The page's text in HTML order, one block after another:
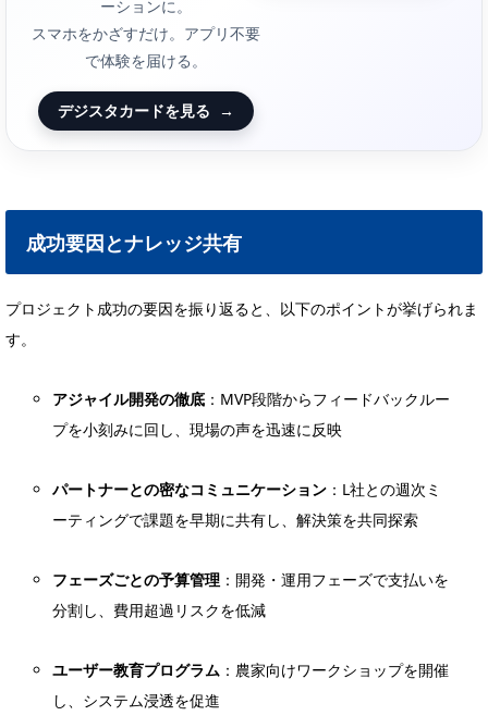
ーションに。
スマホをかざすだけ。アプリ不要
で体験を届ける。
デジスタカードを見る →
成功要因とナレッジ共有
プロジェクト成功の要因を振り返ると、以下のポイントが挙げられま
す。
アジャイル開発の徹底 ：MVP段階からフィードバックルー
プを小刻みに回し、現場の声を迅速に反映
パートナーとの密なコミュニケーション ：L社との週次ミ
ーティングで課題を早期に共有し、解決策を共同探索
フェーズごとの予算管理 ：開発・運用フェーズで支払いを
分割し、費用超過リスクを低減
ユーザー教育プログラム ：農家向けワークショップを開催
し、システム浸透を促進